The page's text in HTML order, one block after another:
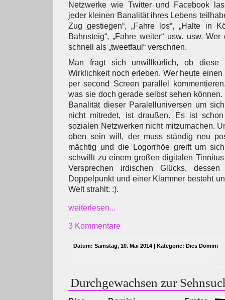
Netzwerke wie Twitter und Facebook
jeder kleinen Banalität ihres Lebens
Zug gestiegen“, „Fahre los“, „Halte in
Bahnsteig“, „Fahre weiter“ usw. usw.
schnell als „tweetfaul“ verschrien.
Man fragt sich unwillkürlich, ob diese
Wirklichkeit noch erleben. Wer heute
per second Screen parallel
was sie doch gerade selbst sehen
Banalität dieser Paralelluniversen um
nicht mitredet, ist draußen. Es ist
sozialen Netzwerken nicht mitzumachen.
oben sein will, der muss ständig neu
mächtig und die Logorrhöe greift um
schwillt zu einem großen digitalen
Versprechen irdischen Glücks,
Doppelpunkt und einer Klammer besteht
Welt strahlt: :).
weiterlesen...
3 Kommentare
Datum: Samstag, 10. Mai 2014 | Kategorie: Dies Domini
Durchgewachsen zur